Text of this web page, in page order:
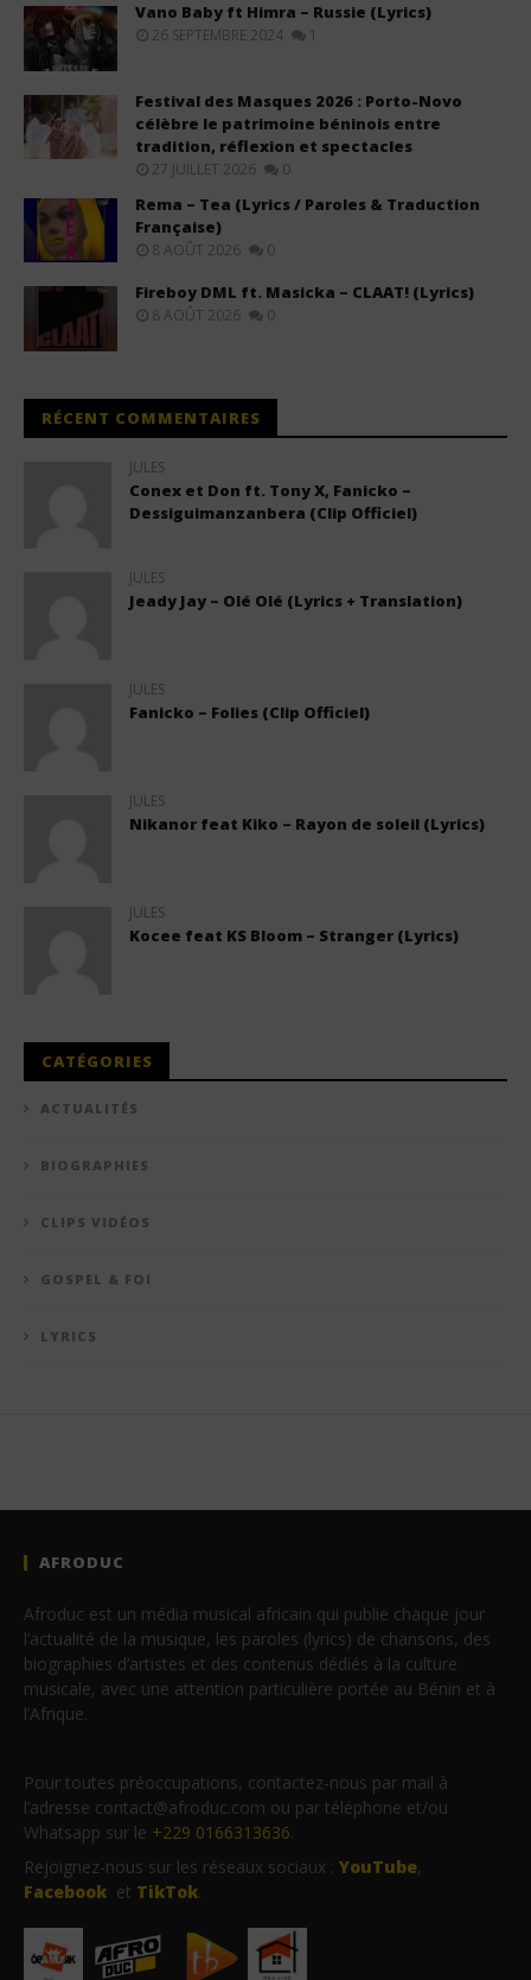
Vano Baby ft Himra – Russie (Lyrics)
26 SEPTEMBRE 2024 1
Festival des Masques 2026 : Porto-Novo
célèbre le patrimoine béninois entre
tradition, réflexion et spectacles
27 JUILLET 2026 0
Rema – Tea (Lyrics / Paroles & Traduction
Française)
8 AOÛT 2026 0
Fireboy DML ft. Masicka – CLAAT! (Lyrics)
8 AOÛT 2026 0
RÉCENT COMMENTAIRES
JULES
Conex et Don ft. Tony X, Fanicko –
Dessiguimanzanbera (Clip Officiel)
JULES
Jeady Jay – Olé Olé (Lyrics + Translation)
JULES
Fanicko – Folies (Clip Officiel)
JULES
Nikanor feat Kiko – Rayon de soleil (Lyrics)
JULES
Kocee feat KS Bloom – Stranger (Lyrics)
CATÉGORIES
ACTUALITÉS
BIOGRAPHIES
CLIPS VIDÉOS
GOSPEL & FOI
LYRICS
AFRODUC
Afroduc est un média musical africain qui publie chaque jour
l’actualité de la musique, les paroles (lyrics) de chansons, des
biographies d’artistes et des contenus dédiés à la culture
musicale, avec une attention particulière portée au Bénin et à
l’Afrique.
Pour toutes préoccupations, contactez-nous par mail à
l’adresse contact@afroduc.com ou par téléphone et/ou
Whatsapp sur le +229 0166313636.
Rejoignez-nous sur les réseaux sociaux : YouTube,
Facebook et TikTok.